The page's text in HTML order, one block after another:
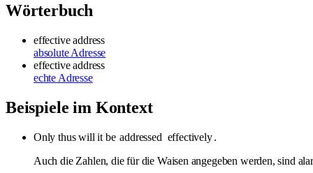
Wörterbuch
effective address
absolute Adresse
effective address
echte Adresse
Beispiele im Kontext
Only thus will it be addressed effectively.
Auch die Zahlen, die für die Waisen angegeben werden, sind